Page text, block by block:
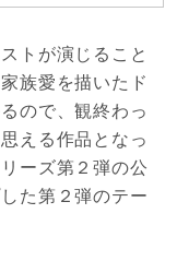
トが演じること
族愛を描いたド
ので、観終わっ
える作品となっ
ーズ第２弾の公
た第２弾のテー